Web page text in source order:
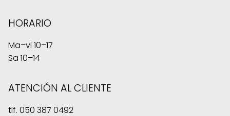
HORARIO
Ma–vi 10–17
Sa 10–14
ATENCIÓN AL CLIENTE
tlf. 050 387 0492